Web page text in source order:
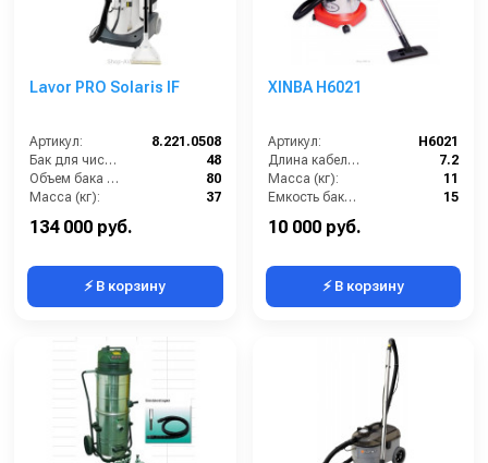
Lavor PRO Solaris IF
Артикул:
8.221.0508
Бак для чистой воды (л):
48
Объем бака (л):
80
Масса (кг):
37
134 000 руб.
⚡ В корзину
XINBA H6021
Артикул:
H6021
Длина кабеля (м):
7.2
Масса (кг):
11
Емкость бака для мусора (л):
15
10 000 руб.
⚡ В корзину